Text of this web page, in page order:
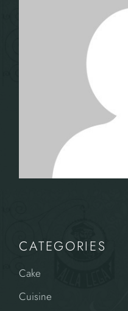
CATEGORIES
Cake
Cuisine